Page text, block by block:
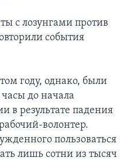
с лозунгами против
события
году, однако, были
до начала
в результате падения
волонтер.
пользоваться
лишь сотни из тысяч